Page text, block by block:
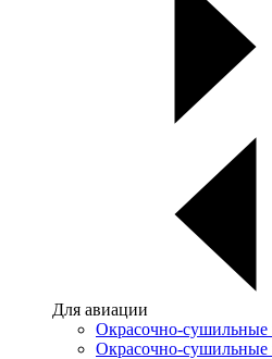
Для авиации
Окрасочно-сушильные
Окрасочно-сушильные